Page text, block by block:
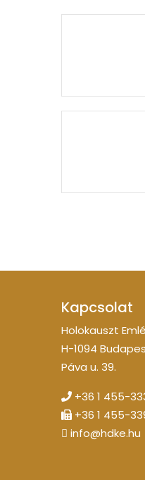
Kapcsolat
Holokauszt
H-1094
Páva u. 39.
+36 1 455-
+36 1 455-
info@hdke.hu